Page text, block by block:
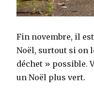
Fin novembre, il
Noël, surtout si on
déchet » possible.
un Noël plus vert.